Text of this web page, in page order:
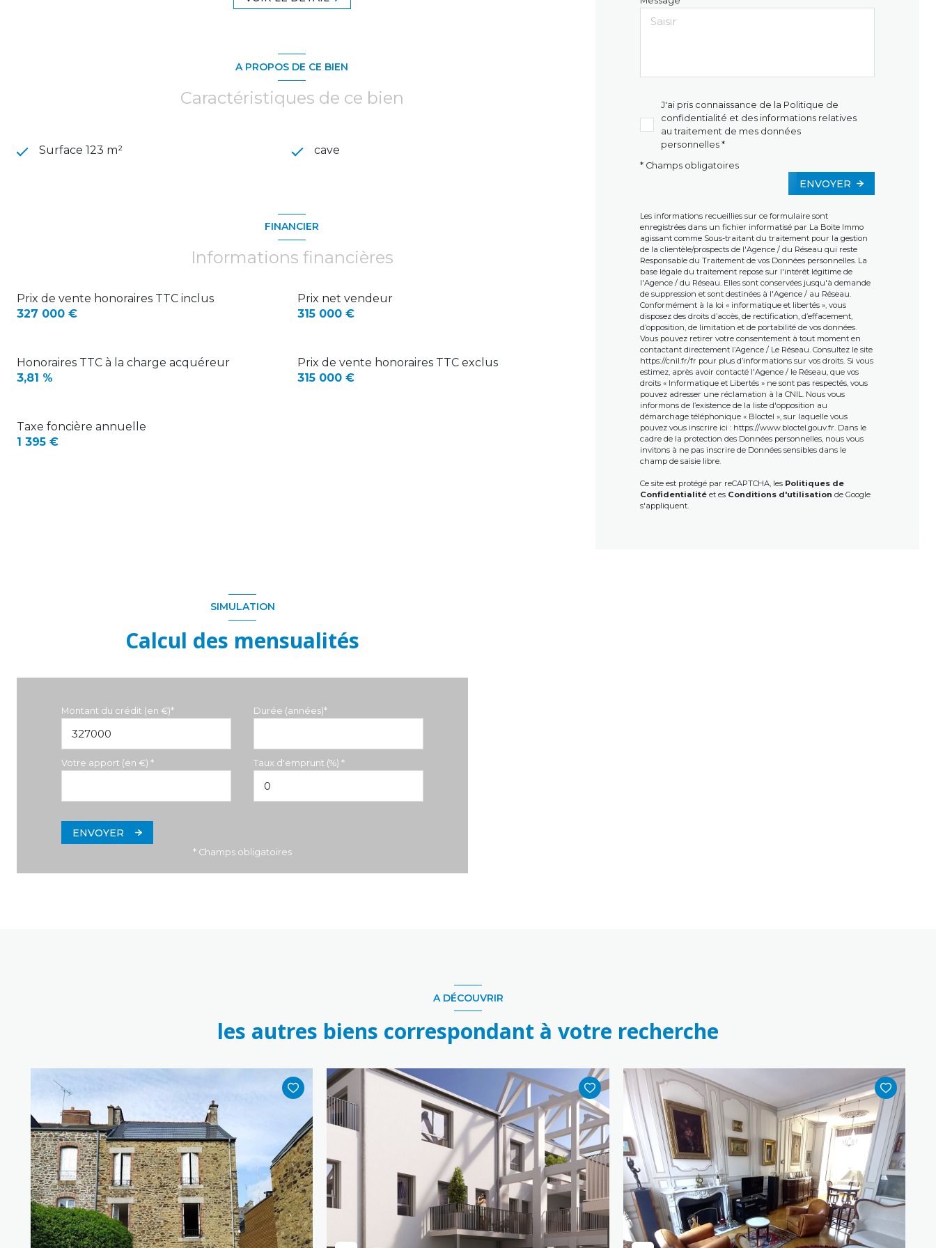
A PROPOS DE CE BIEN
Caractéristiques de ce bien
Surface 123 m² cave
FINANCIER
Informations financières
Prix de vente honoraires TTC inclus
327 000 €
Prix net vendeur
315 000 €
Prix de vente honoraires TTC exclus
315 000 €
Honoraires TTC à la charge acquéreur
3,81 %
Taxe foncière annuelle
1 395 €
J'ai pris connaissance de la Politique de
confidentialité et des informations relatives
au traitement de mes données
personnelles *
* Champs obligatoires
ENVOYER
Les informations recueillies sur ce formulaire sont
enregistrées dans un fichier informatisé par La Boite Immo
agissant comme Sous-traitant du traitement pour la gestion
de la clientèle/prospects de l'Agence / du Réseau qui reste
Responsable du Traitement de vos Données personnelles. La
base légale du traitement repose sur l'intérêt légitime de
l'Agence / du Réseau. Elles sont conservées jusqu'à demande
de suppression et sont destinées à l'Agence / au Réseau.
Conformément à la loi « informatique et libertés », vous
disposez des droits d’accès, de rectification, d’effacement,
d’opposition, de limitation et de portabilité de vos données.
Vous pouvez retirer votre consentement à tout moment en
contactant directement l’Agence / Le Réseau. Consultez le site
https://cnil.fr/fr pour plus d’informations sur vos droits. Si vous
estimez, après avoir contacté l'Agence / le Réseau, que vos
droits « Informatique et Libertés » ne sont pas respectés, vous
pouvez adresser une réclamation à la CNIL. Nous vous
informons de l’existence de la liste d'opposition au
démarchage téléphonique « Bloctel », sur laquelle vous
pouvez vous inscrire ici : https://www.bloctel.gouv.fr. Dans le
cadre de la protection des Données personnelles, nous vous
invitons à ne pas inscrire de Données sensibles dans le
champ de saisie libre.
Ce site est protégé par reCAPTCHA, les Politiques de
Confidentialitéet es Conditions d'utilisation de Google
s'appliquent.
SIMULATION
Calcul des mensualités
Montant du crédit (en €)* Durée (années)*
Votre apport (en €) * Taux d'emprunt (%) *
ENVOYER
* Champs obligatoires
A DÉCOUVRIR
les autres biens correspondant à votre recherche